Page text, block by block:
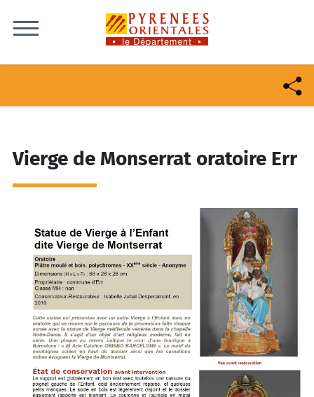
Vierge de Monserrat oratoire Err